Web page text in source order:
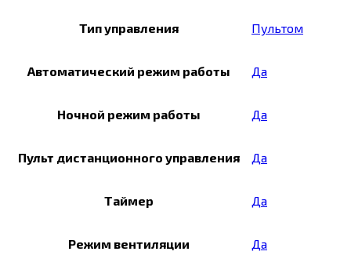
Тип управления Пультом
Автоматический режим работы Да
Ночной режим работы Да
Пульт дистанционного управления Да
Таймер Да
Режим вентиляции Да